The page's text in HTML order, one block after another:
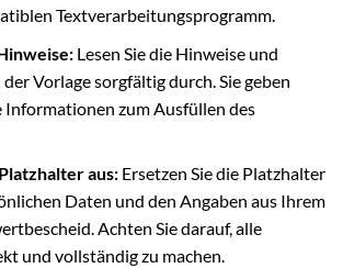
Textverarbeitungsprogramm.
Lesen Sie die Hinweise und
Vorlage sorgfältig durch. Sie geben
Informationen zum Ausfüllen des
aus:Ersetzen Sie die Platzhalter
Daten und den Angaben aus Ihrem
Achten Sie darauf, alle
und vollständig zu machen.